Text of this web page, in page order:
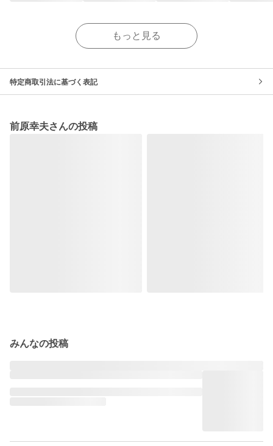
もっと見る
特定商取引法に基づく表記
前原幸夫さんの投稿
みんなの投稿